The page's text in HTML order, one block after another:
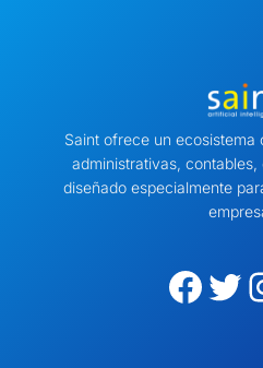
Saint ofrece un ecosistema
administrativas,
diseñado especialmente
Facebook Twitter